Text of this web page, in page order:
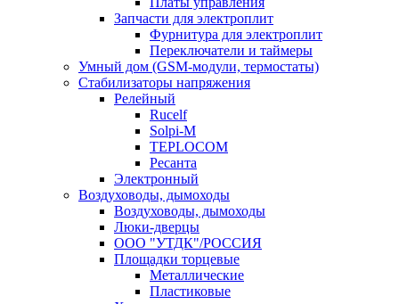
Запчасти для электроплит
Фурнитура для электроплит
Переключатели и таймеры
Умный дом (GSM-модули, термостаты)
Cтабилизаторы напряжения
Релейный
Rucelf
Solpi-M
TEPLOCOM
Ресанта
Электронный
Воздуховоды, дымоходы
Воздуховоды, дымоходы
Люки-дверцы
ООО "УТДК"/РОССИЯ
Площадки торцевые
Металлические
Пластиковые